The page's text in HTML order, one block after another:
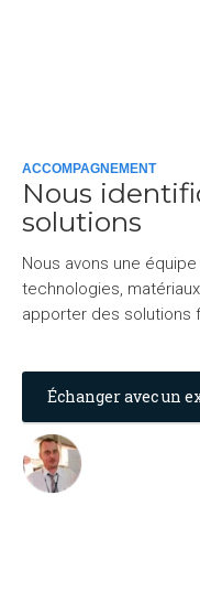
ACCOMPAGNEMENT
Nous
solutions
Nous avons une
technologies,
apporter des solutions
Échanger avec un